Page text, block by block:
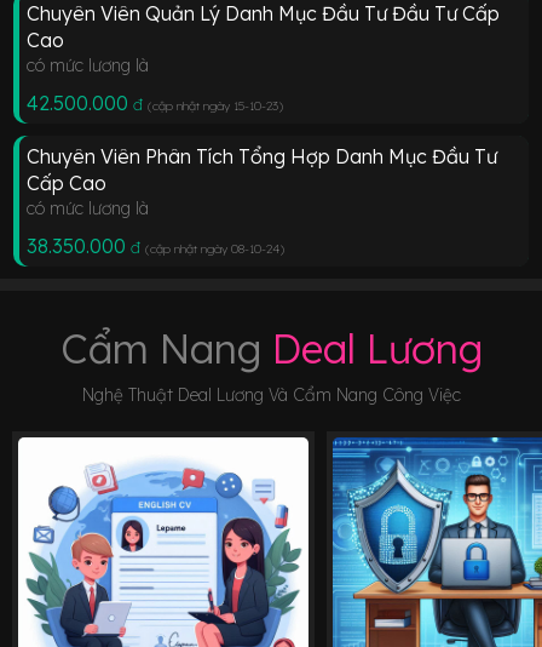
Chuyên Viên Quản Lý Danh Mục Đầu Tư Đầu Tư Cấp
Cao
có mức lương là
42.500.000 đ (cập nhật ngày 15-10-23)
Chuyên Viên Phân Tích Tổng Hợp Danh Mục Đầu Tư
Cấp Cao
có mức lương là
38.350.000 đ (cập nhật ngày 08-10-24)
Cẩm Nang Deal Lương
Nghệ Thuật Deal Lương Và Cẩm Nang Công Việc